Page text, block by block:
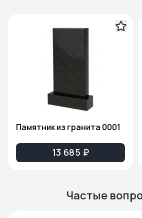
Памятник из гранита 0001
13 685 ₽
Частые